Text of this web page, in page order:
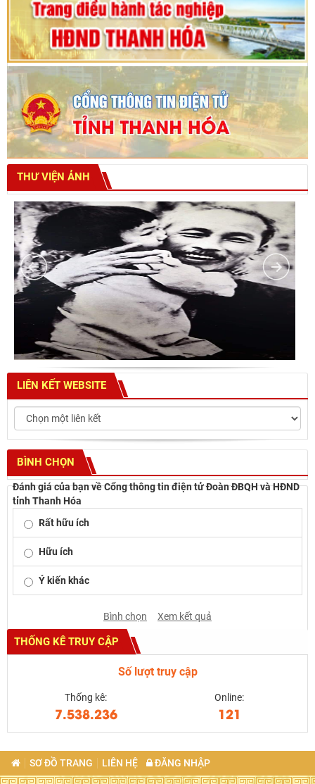
THƯ VIỆN ẢNH
LIÊN KẾT WEBSITE
BÌNH CHỌN
Đánh giá của bạn về Cổng thông tin điện tử Đoàn ĐBQH và HĐND
tỉnh Thanh Hóa
Rất hữu ích
Hữu ích
Ý kiến khác
Bình chọn Xem kết quả
THỐNG KÊ TRUY CẬP
Số lượt truy cập
Thống kê:
7.538.236
Online:
121
SƠ ĐỒ TRANG LIÊN HỆ ĐĂNG NHẬP